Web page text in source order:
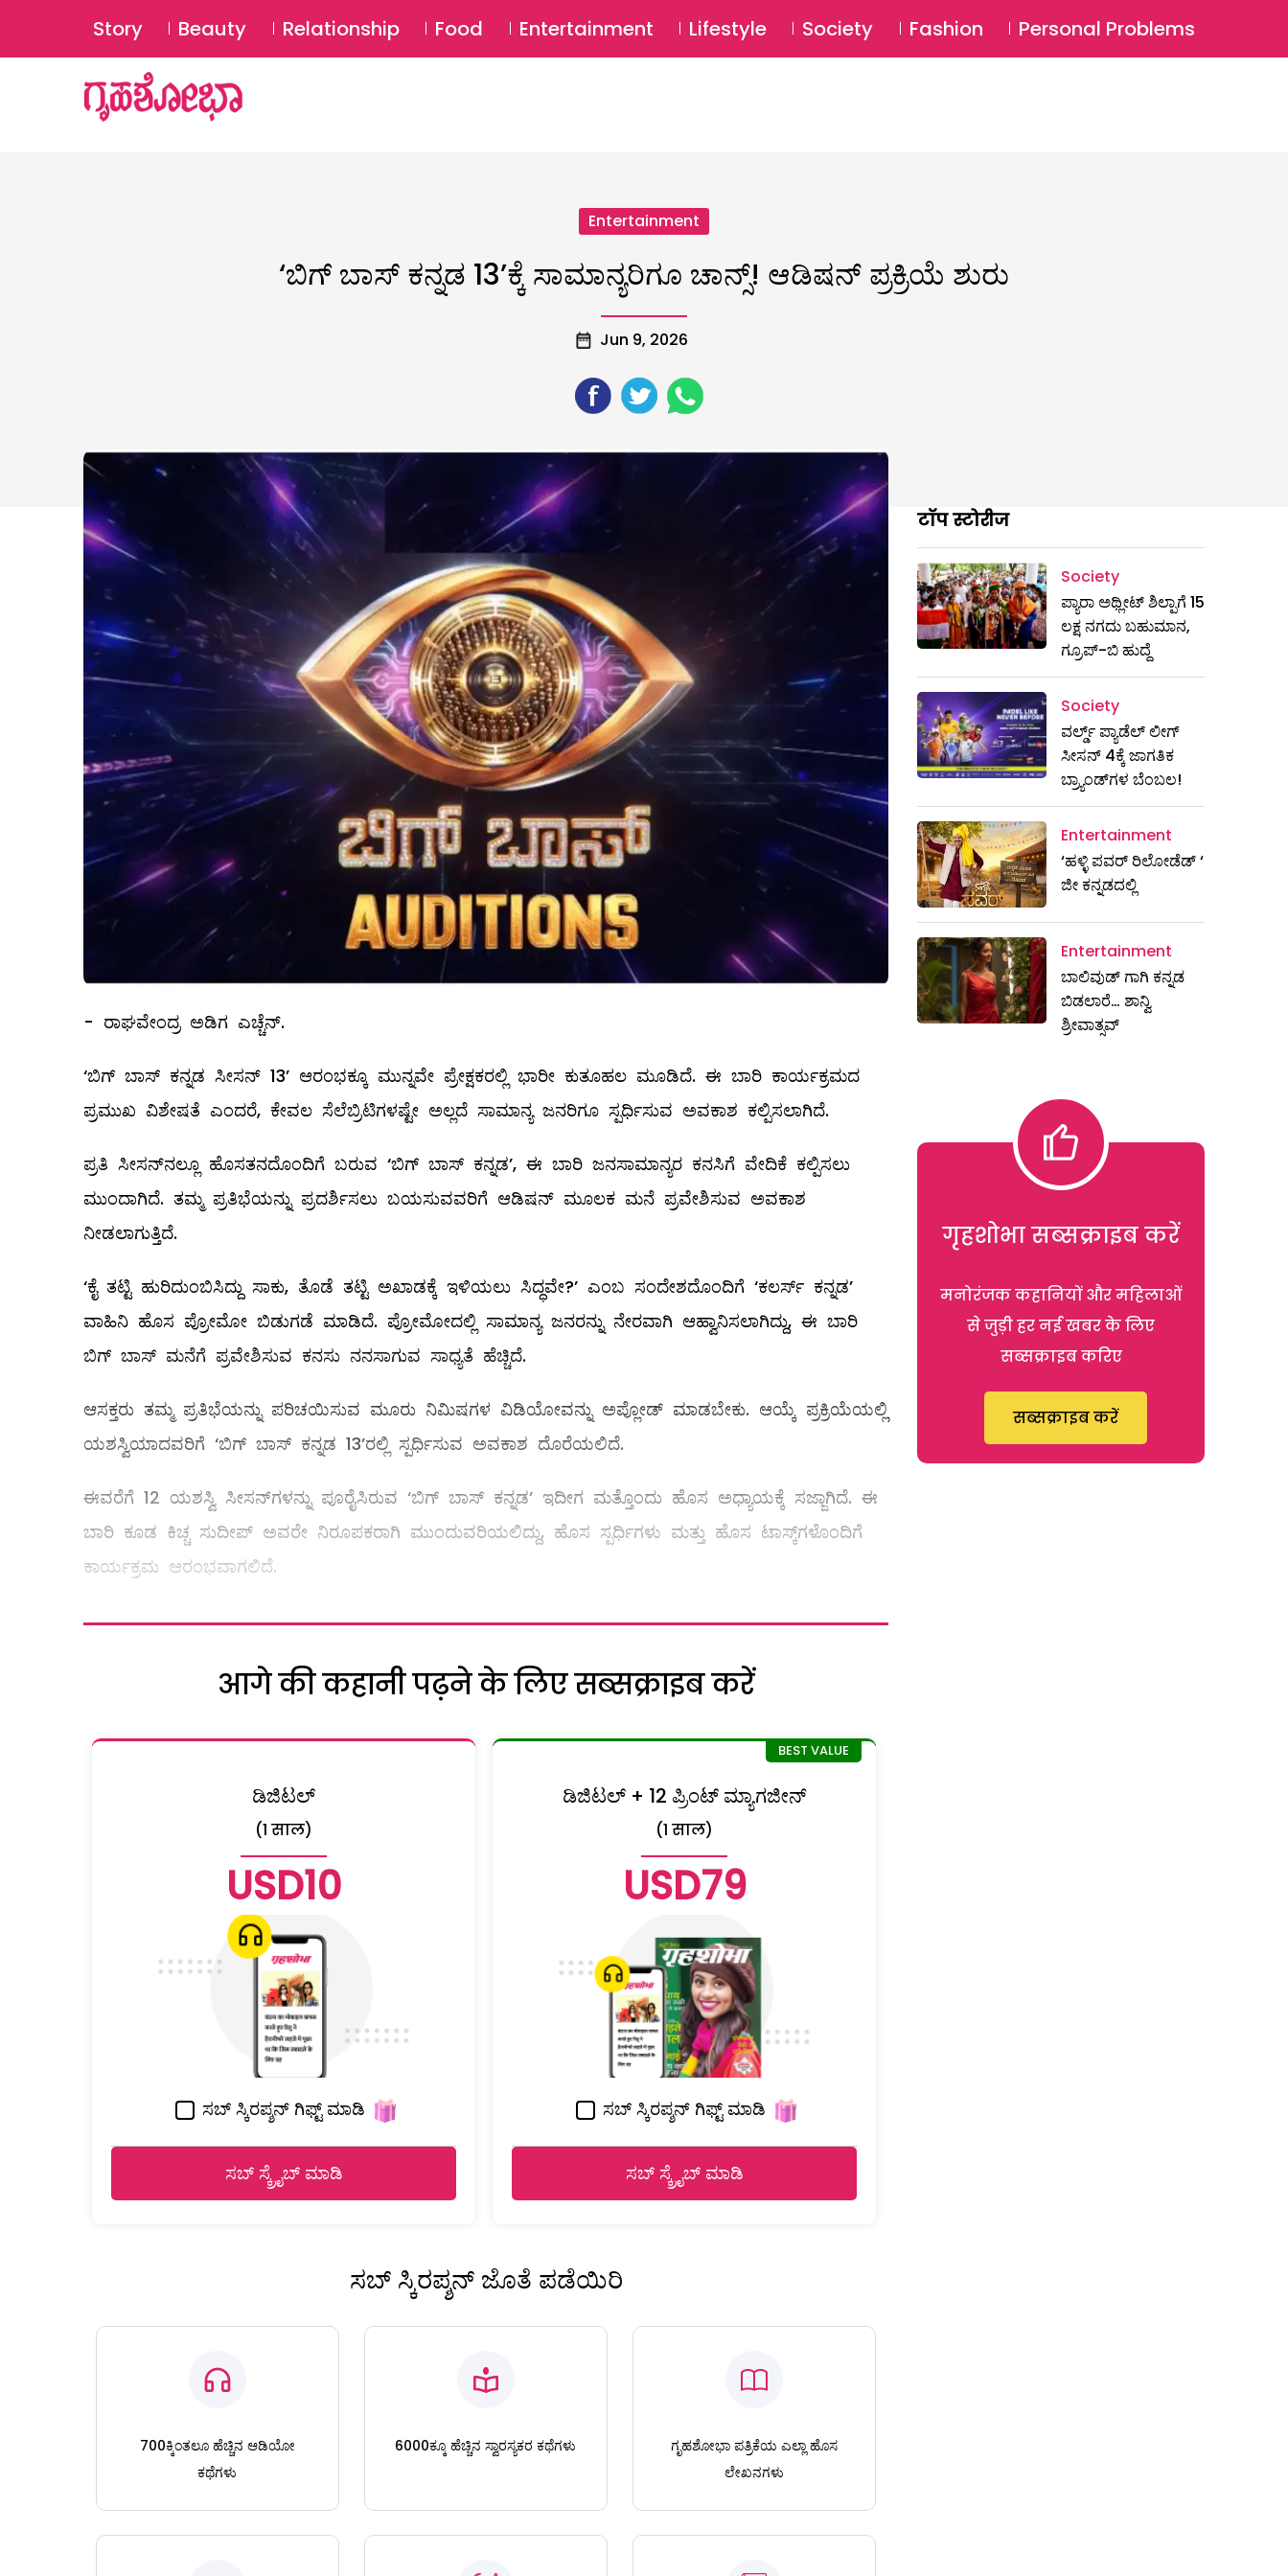
SUBSCRIBE Login ⚲
Story Beauty Relationship Food Entertainment Lifestyle Society Fashion Personal Problems
Entertainment
‘ಬಿಗ್ ಬಾಸ್ ಕನ್ನಡ 13’ಕ್ಕೆ ಸಾಮಾನ್ಯರಿಗೂ ಚಾನ್ಸ್! ಆಡಿಷನ್ ಪ್ರಕ್ರಿಯೆ ಶುರು
Jun 9, 2026
- ರಾಘವೇಂದ್ರ ಅಡಿಗ ಎಚ್ಚೆನ್.
‘ಬಿಗ್ ಬಾಸ್ ಕನ್ನಡ ಸೀಸನ್ 13’ ಆರಂಭಕ್ಕೂ ಮುನ್ನವೇ ಪ್ರೇಕ್ಷಕರಲ್ಲಿ ಭಾರೀ ಕುತೂಹಲ ಮೂಡಿದೆ. ಈ ಬಾರಿ ಕಾರ್ಯಕ್ರಮದ
ಪ್ರಮುಖ ವಿಶೇಷತೆ ಎಂದರೆ, ಕೇವಲ ಸೆಲೆಬ್ರಿಟಿಗಳಷ್ಟೇ ಅಲ್ಲದೆ ಸಾಮಾನ್ಯ ಜನರಿಗೂ ಸ್ಪರ್ಧಿಸುವ ಅವಕಾಶ ಕಲ್ಪಿಸಲಾಗಿದೆ.
ಪ್ರತಿ ಸೀಸನ್‌ನಲ್ಲೂ ಹೊಸತನದೊಂದಿಗೆ ಬರುವ ‘ಬಿಗ್ ಬಾಸ್ ಕನ್ನಡ’, ಈ ಬಾರಿ ಜನಸಾಮಾನ್ಯರ ಕನಸಿಗೆ ವೇದಿಕೆ ಕಲ್ಪಿಸಲು
ಮುಂದಾಗಿದೆ. ತಮ್ಮ ಪ್ರತಿಭೆಯನ್ನು ಪ್ರದರ್ಶಿಸಲು ಬಯಸುವವರಿಗೆ ಆಡಿಷನ್ ಮೂಲಕ ಮನೆ ಪ್ರವೇಶಿಸುವ ಅವಕಾಶ
ನೀಡಲಾಗುತ್ತಿದೆ.
‘ಕೈ ತಟ್ಟಿ ಹುರಿದುಂಬಿಸಿದ್ದು ಸಾಕು, ತೊಡೆ ತಟ್ಟಿ ಅಖಾಡಕ್ಕೆ ಇಳಿಯಲು ಸಿದ್ಧವೇ?’ ಎಂಬ ಸಂದೇಶದೊಂದಿಗೆ ‘ಕಲರ್ಸ್ ಕನ್ನಡ’
ವಾಹಿನಿ ಹೊಸ ಪ್ರೋಮೋ ಬಿಡುಗಡೆ ಮಾಡಿದೆ. ಪ್ರೋಮೋದಲ್ಲಿ ಸಾಮಾನ್ಯ ಜನರನ್ನು ನೇರವಾಗಿ ಆಹ್ವಾನಿಸಲಾಗಿದ್ದು, ಈ ಬಾರಿ
ಬಿಗ್ ಬಾಸ್ ಮನೆಗೆ ಪ್ರವೇಶಿಸುವ ಕನಸು ನನಸಾಗುವ ಸಾಧ್ಯತೆ ಹೆಚ್ಚಿದೆ.
ಆಸಕ್ತರು ತಮ್ಮ ಪ್ರತಿಭೆಯನ್ನು ಪರಿಚಯಿಸುವ ಮೂರು ನಿಮಿಷಗಳ ವಿಡಿಯೋವನ್ನು ಅಪ್ಲೋಡ್ ಮಾಡಬೇಕು. ಆಯ್ಕೆ ಪ್ರಕ್ರಿಯೆಯಲ್ಲಿ
ಯಶಸ್ವಿಯಾದವರಿಗೆ ‘ಬಿಗ್ ಬಾಸ್ ಕನ್ನಡ 13’ರಲ್ಲಿ ಸ್ಪರ್ಧಿಸುವ ಅವಕಾಶ ದೊರೆಯಲಿದೆ.
ಈವರೆಗೆ 12 ಯಶಸ್ವಿ ಸೀಸನ್‌ಗಳನ್ನು ಪೂರೈಸಿರುವ ‘ಬಿಗ್ ಬಾಸ್ ಕನ್ನಡ’ ಇದೀಗ ಮತ್ತೊಂದು ಹೊಸ ಅಧ್ಯಾಯಕ್ಕೆ ಸಜ್ಜಾಗಿದೆ. ಈ
ಬಾರಿ ಕೂಡ ಕಿಚ್ಚ ಸುದೀಪ್ ಅವರೇ ನಿರೂಪಕರಾಗಿ ಮುಂದುವರಿಯಲಿದ್ದು, ಹೊಸ ಸ್ಪರ್ಧಿಗಳು ಮತ್ತು ಹೊಸ ಟಾಸ್ಕ್‌ಗಳೊಂದಿಗೆ
ಕಾರ್ಯಕ್ರಮ ಆರಂಭವಾಗಲಿದೆ.
आगे की कहानी पढ़ने के लिए सब्सक्राइब करें
ಡಿಜಿಟಲ್
(1 साल)
USD10
ಸಬ್ ಸ್ಕಿರಪ್ಶನ್ ಗಿಫ್ಟ್ ಮಾಡಿ
ಸಬ್ ಸ್ಕ್ರೈಬ್ ಮಾಡಿ
ಡಿಜಿಟಲ್ + 12 ಪ್ರಿಂಟ್ ಮ್ಯಾಗಜೀನ್
(1 साल)
USD79
ಸಬ್ ಸ್ಕಿರಪ್ಶನ್ ಗಿಫ್ಟ್ ಮಾಡಿ
ಸಬ್ ಸ್ಕ್ರೈಬ್ ಮಾಡಿ
ಸಬ್ ಸ್ಕಿರಪ್ಶನ್ ಜೊತೆ ಪಡೆಯಿರಿ
700ಕ್ಕಿಂತಲೂ ಹೆಚ್ಚಿನ ಆಡಿಯೋ
ಕಥೆಗಳು
6000ಕ್ಕೂ ಹೆಚ್ಚಿನ ಸ್ವಾರಸ್ಯಕರ ಕಥೆಗಳು
ಗೃಹಶೋಭಾ ಪತ್ರಿಕೆಯ ಎಲ್ಲಾ ಹೊಸ
ಲೇಖನಗಳು
टॉप स्टोरीज
Society
ಪ್ಯಾರಾ ಅಥ್ಲೀಟ್ ಶಿಲ್ಪಾಗೆ 15
ಲಕ್ಷ ನಗದು ಬಹುಮಾನ,
ಗ್ರೂಪ್-ಬಿ ಹುದ್ದೆ
Society
ವರ್ಲ್ಡ್ ಪ್ಯಾಡೆಲ್ ಲೀಗ್
ಸೀಸನ್ 4ಕ್ಕೆ ಜಾಗತಿಕ
ಬ್ರ್ಯಾಂಡ್‌ಗಳ ಬೆಂಬಲ!
Entertainment
‘ಹಳ್ಳಿ ಪವರ್ ರಿಲೋಡೆಡ್ ‘
ಜೀ ಕನ್ನಡದಲ್ಲಿ
Entertainment
ಬಾಲಿವುಡ್ ಗಾಗಿ ಕನ್ನಡ
ಬಿಡಲಾರೆ… ಶಾನ್ವಿ
ಶ್ರೀವಾತ್ಸವ್
गृहशोभा सब्सक्राइब करें
मनोरंजक कहानियों और महिलाओं
से जुड़ी हर नई खबर के लिए
सब्सक्राइब करिए
सब्सक्राइब करें